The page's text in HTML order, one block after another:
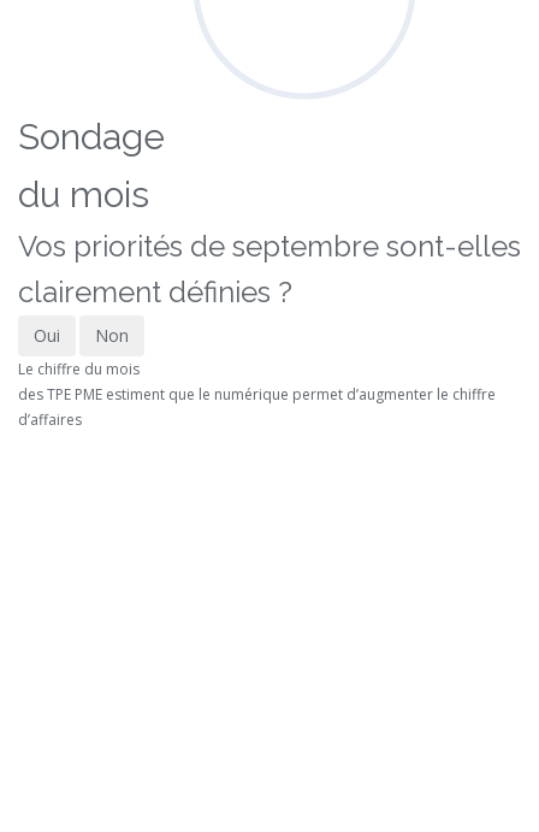
Sondage
du mois
Vos priorités de septembre sont-elles
clairement définies ?
Oui Non
Le chiffre du mois
des TPE PME estiment que le numérique permet d’augmenter le chiffre
d’affaires